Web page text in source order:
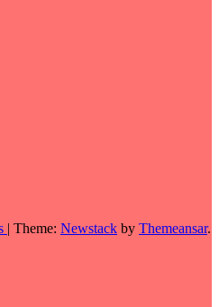
| Theme: Newstack by Themeansar.